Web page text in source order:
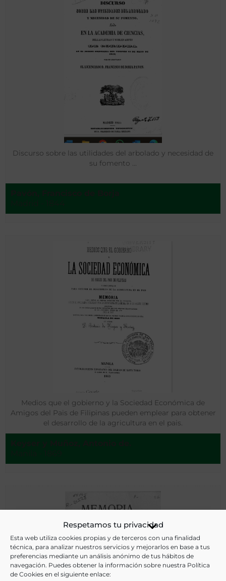
Respetamos tu privacidad
Esta web utiliza cookies propias y de terceros con una finalidad
técnica, para analizar nuestros servicios y mejorarlos en base a tus
preferencias mediante un análisis anónimo de tus hábitos de
navegación. Puedes obtener la información sobre nuestra Política
de Cookies en el siguiente enlace:
Discurso sobre las utilidades del arbolado y necesidad de
su fomento …
Medios que el gobierno y la Sociedad Económica de
Amigos del Pais de Filipinas pueden emplear para obtener
el desarrollo de la agricultura en el pais.